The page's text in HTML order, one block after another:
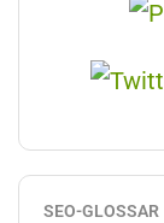
SEO-GLOSSAR